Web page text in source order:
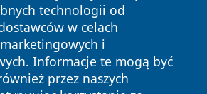
technologii od
w celach
i
Informacje te mogą być
przez naszych
Wszystkie prawa zastrzeżone.